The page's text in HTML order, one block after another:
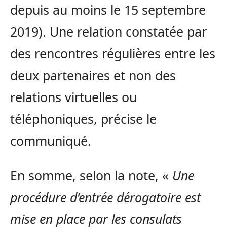
depuis au moins le 15 septembre
2019). Une relation constatée par
des rencontres régulières entre les
deux partenaires et non des
relations virtuelles ou
téléphoniques, précise le
communiqué.
En somme, selon la note, « Une
procédure d’entrée dérogatoire est
mise en place par les consulats